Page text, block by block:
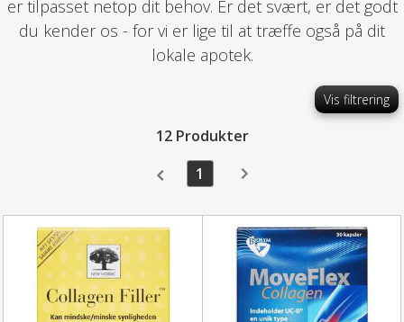
er tilpasset netop dit behov. Er det svært, er det godt
du kender os - for vi er lige til at træffe også på dit
lokale apotek.
Vis filtrering
12 Produkter
1